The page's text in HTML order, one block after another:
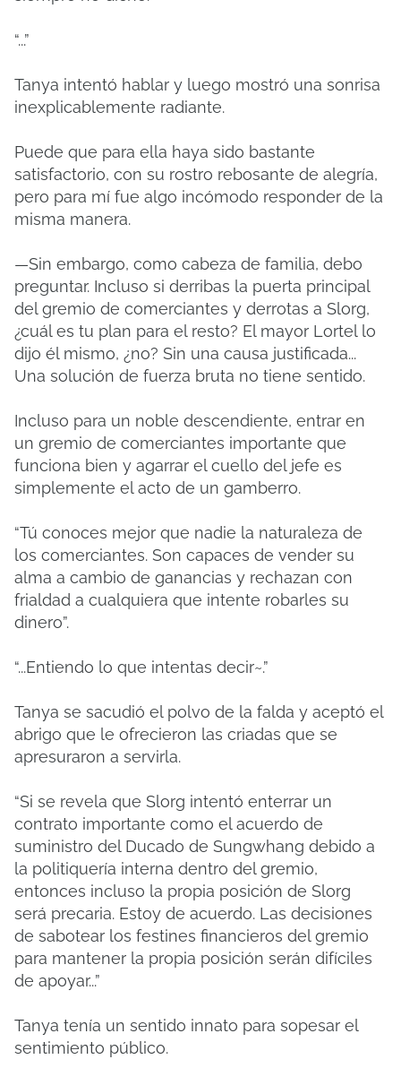
“...”
Tanya intentó hablar y luego mostró una sonrisa
inexplicablemente radiante.
Puede que para ella haya sido bastante
satisfactorio, con su rostro rebosante de alegría,
pero para mí fue algo incómodo responder de la
misma manera.
—Sin embargo, como cabeza de familia, debo
preguntar. Incluso si derribas la puerta principal
del gremio de comerciantes y derrotas a Slorg,
¿cuál es tu plan para el resto? El mayor Lortel lo
dijo él mismo, ¿no? Sin una causa justificada...
Una solución de fuerza bruta no tiene sentido.
Incluso para un noble descendiente, entrar en
un gremio de comerciantes importante que
funciona bien y agarrar el cuello del jefe es
simplemente el acto de un gamberro.
“Tú conoces mejor que nadie la naturaleza de
los comerciantes. Son capaces de vender su
alma a cambio de ganancias y rechazan con
frialdad a cualquiera que intente robarles su
dinero”.
“...Entiendo lo que intentas decir~.”
Tanya se sacudió el polvo de la falda y aceptó el
abrigo que le ofrecieron las criadas que se
apresuraron a servirla.
“Si se revela que Slorg intentó enterrar un
contrato importante como el acuerdo de
suministro del Ducado de Sungwhang debido a
la politiquería interna dentro del gremio,
entonces incluso la propia posición de Slorg
será precaria. Estoy de acuerdo. Las decisiones
de sabotear los festines financieros del gremio
para mantener la propia posición serán difíciles
de apoyar...”
Tanya tenía un sentido innato para sopesar el
sentimiento público.